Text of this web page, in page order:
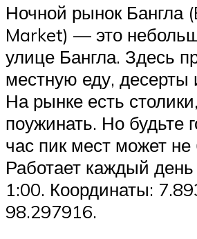
Ночной рынок Бангла
Market) — это
улице Бангла. Здесь
местную еду, десерты
На рынке есть
поужинать. Но будьте
час пик мест может не
Работает каждый
1:00. Координаты:
98.297916.